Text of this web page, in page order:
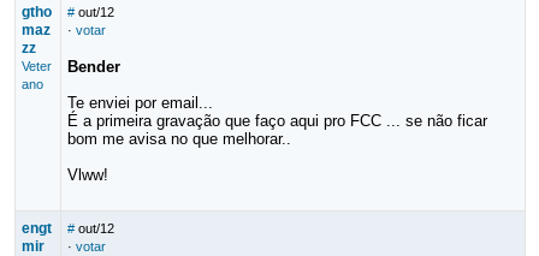
gtho
maz
zz
Veter
ano
# out/12
· votar
Bender
Te enviei por email...
É a primeira gravação que faço aqui pro FCC ... se não ficar
bom me avisa no que melhorar..
Vlww!
engt
mir
# out/12
· votar